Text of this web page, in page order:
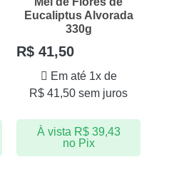
Eucaliptus Alvorada
330g
R$ 41,50
Em até 1x de
R$ 41,50 sem juros
À vista R$39,43
no Pix